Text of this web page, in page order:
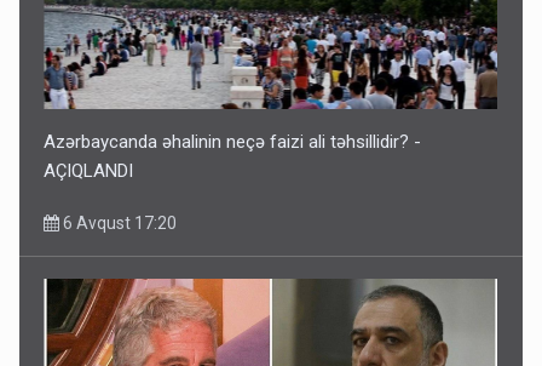
Azərbaycanda əhalinin neçə faizi ali təhsillidir? -
AÇIQLANDI
6 Avqust 17:20